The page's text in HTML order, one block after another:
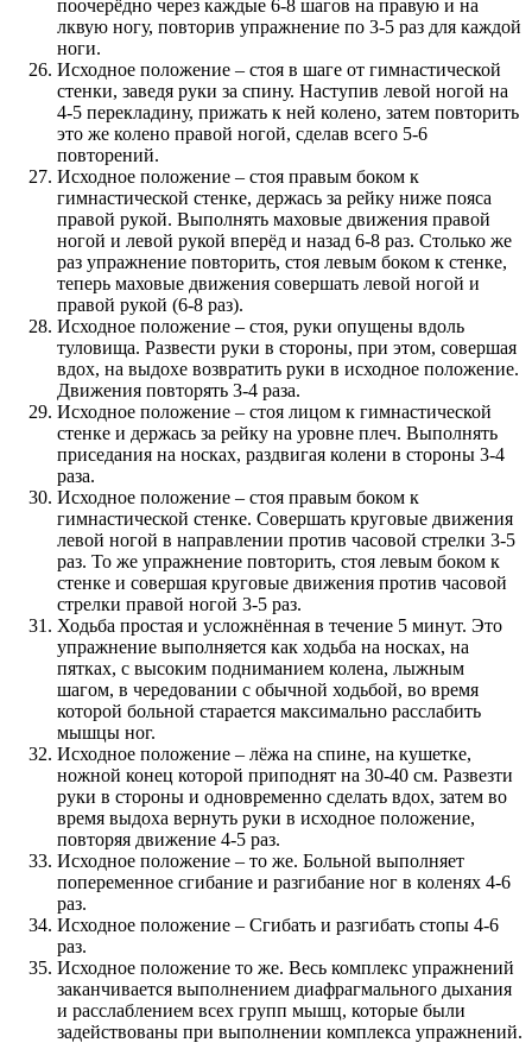
поочерёдно через каждые 6-8 шагов на правую и на
лквую ногу, повторив упражнение по 3-5 раз для каждой
ноги.
Исходное положение – стоя в шаге от гимнастической
стенки, заведя руки за спину. Наступив левой ногой на
4-5 перекладину, прижать к ней колено, затем повторить
это же колено правой ногой, сделав всего 5-6
повторений.
Исходное положение – стоя правым боком к
гимнастической стенке, держась за рейку ниже пояса
правой рукой. Выполнять маховые движения правой
ногой и левой рукой вперёд и назад 6-8 раз. Столько же
раз упражнение повторить, стоя левым боком к стенке,
теперь маховые движения совершать левой ногой и
правой рукой (6-8 раз).
Исходное положение – стоя, руки опущены вдоль
туловища. Развести руки в стороны, при этом, совершая
вдох, на выдохе возвратить руки в исходное положение.
Движения повторять 3-4 раза.
Исходное положение – стоя лицом к гимнастической
стенке и держась за рейку на уровне плеч. Выполнять
приседания на носках, раздвигая колени в стороны 3-4
раза.
Исходное положение – стоя правым боком к
гимнастической стенке. Совершать круговые движения
левой ногой в направлении против часовой стрелки 3-5
раз. То же упражнение повторить, стоя левым боком к
стенке и совершая круговые движения против часовой
стрелки правой ногой 3-5 раз.
Ходьба простая и усложнённая в течение 5 минут. Это
упражнение выполняется как ходьба на носках, на
пятках, с высоким подниманием колена, лыжным
шагом, в чередовании с обычной ходьбой, во время
которой больной старается максимально расслабить
мышцы ног.
Исходное положение – лёжа на спине, на кушетке,
ножной конец которой приподнят на 30-40 см. Развезти
руки в стороны и одновременно сделать вдох, затем во
время выдоха вернуть руки в исходное положение,
повторяя движение 4-5 раз.
Исходное положение – то же. Больной выполняет
попеременное сгибание и разгибание ног в коленях 4-6
раз.
Исходное положение – Сгибать и разгибать стопы 4-6
раз.
Исходное положение то же. Весь комплекс упражнений
заканчивается выполнением диафрагмального дыхания
и расслаблением всех групп мышц, которые были
задействованы при выполнении комплекса упражнений.